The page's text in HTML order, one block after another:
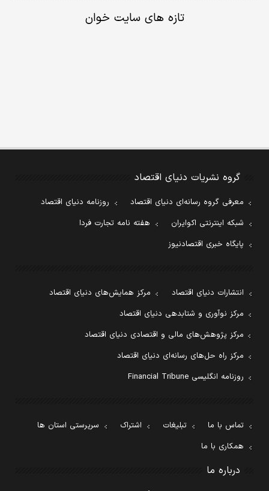
تازه های سایت خوان
گروه نشریات دنیای اقتصاد
معرفی گروه رسانه‌ای دنیای اقتصاد
روزنامه دنیای اقتصاد
شبکه اینترنتی اکوایران
هفته نامه تجارت فردا
پایگاه خبری اقتصادنیوز
انتشارات دنیای اقتصاد
مرکز همایش‌های دنیای اقتصاد
مرکز نوآوری و شتابدهی دنیای اقتصاد
مرکز پژوهش‌های مالی و اقتصادی دنیای اقتصاد
مرکز راه حل‌های رسانه‌ای دنیای اقتصاد
روزنامه انگلیسی Financial Tribune
تماس با ما تبلیغات اشتراک
سرپرستی استان ها
همکاری با ما
درباره ما